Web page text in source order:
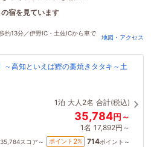
宿を見ています
約13分／伊野IC・土佐ICから車で
地図・アクセス
～高知といえば鰹の藁焼きタタキ～土
1泊 大人2名 合計(税込)
35,784円～
1名 17,892円～
35,784スコア～ ポイント 2% 714ポイント～